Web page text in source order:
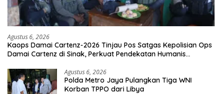
Agustus 6, 2026
Kaops Damai Cartenz-2026 Tinjau Pos Satgas Kepolisian Ops
Damai Cartenz di Sinak, Perkuat Pendekatan Humanis
Agustus 6, 2026
Polda Metro Jaya Pulangkan Tiga WNI
Korban TPPO dari Libya